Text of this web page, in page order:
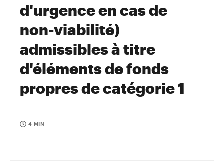
d'urgence en cas de
non-viabilité)
admissibles à titre
d'éléments de fonds
propres de catégorie 1
4 MIN